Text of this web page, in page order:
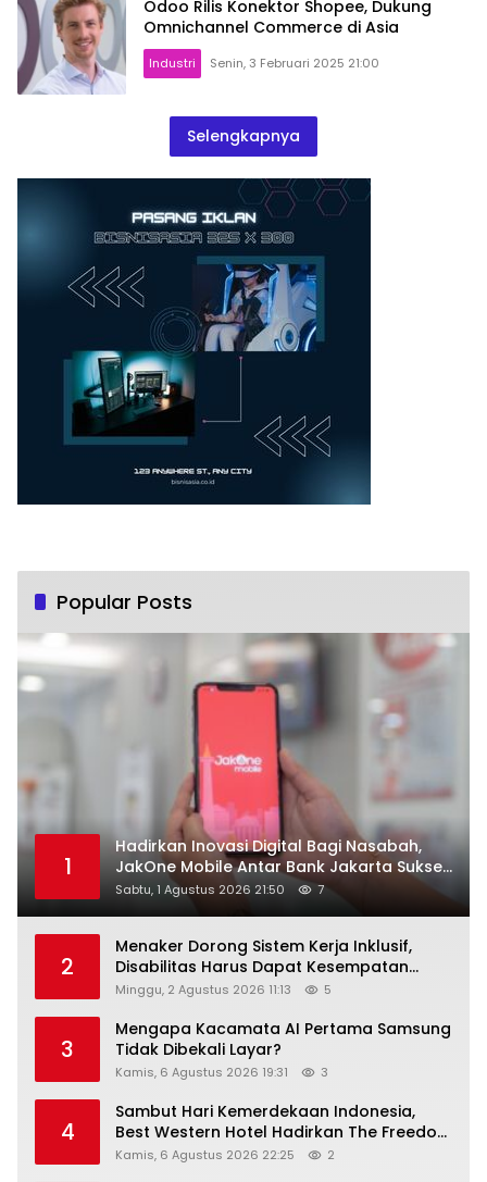
Odoo Rilis Konektor Shopee, Dukung
Omnichannel Commerce di Asia
Industri Senin, 3 Februari 2025 21:00
Selengkapnya
Popular Posts
1
Hadirkan Inovasi Digital Bagi Nasabah,
JakOne Mobile Antar Bank Jakarta Sukses
Raih Digital Excellence Awards 2026
Sabtu, 1 Agustus 2026 21:50 7
2
Menaker Dorong Sistem Kerja Inklusif,
Disabilitas Harus Dapat Kesempatan
Setara
Minggu, 2 Agustus 2026 11:13 5
3
Mengapa Kacamata AI Pertama Samsung
Tidak Dibekali Layar?
Kamis, 6 Agustus 2026 19:31 3
4
Sambut Hari Kemerdekaan Indonesia,
Best Western Hotel Hadirkan The Freedom
Stay Diskon Hingga 45%
Kamis, 6 Agustus 2026 22:25 2